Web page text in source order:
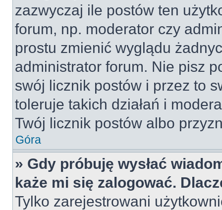
zazwyczaj ile postów ten
forum, np. moderator czy
prostu zmienić wyglądu
administrator forum. Nie pisz
swój licznik postów i przez to
toleruje takich działań i
Twój licznik postów albo
Góra
» Gdy próbuję wysłać
każe mi się zalogować.
Tylko zarejestrowani